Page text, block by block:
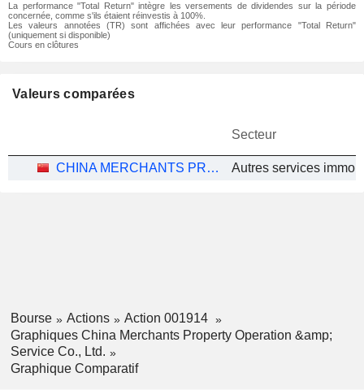
La performance "Total Return" intègre les versements de dividendes sur la période
concernée, comme s'ils étaient réinvestis à 100%.
Les valeurs annotées (TR) sont affichées avec leur performance "Total Return"
(uniquement si disponible)
Cours en clôtures
Valeurs comparées
Secteur
CHINA MERCHANTS PROPERTY OPERATION & SERVICE CO., LTD. Autres services
Bourse Actions
Action 001914
Graphiques China Merchants Property Operation &amp;
Service Co., Ltd.
Graphique Comparatif